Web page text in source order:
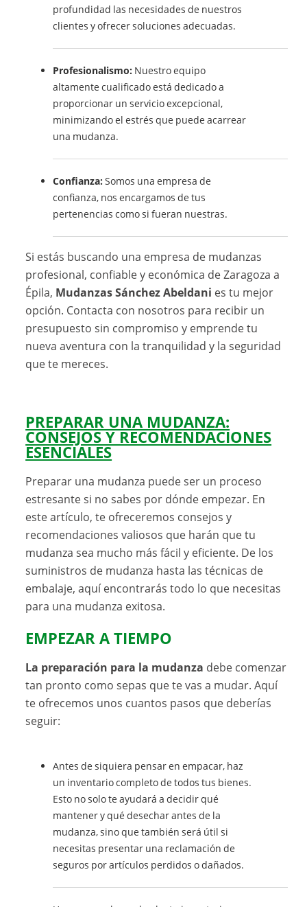
profundidad las necesidades de nuestros
clientes y ofrecer soluciones adecuadas.
Profesionalismo: Nuestro equipo
altamente cualificado está dedicado a
proporcionar un servicio excepcional,
minimizando el estrés que puede acarrear
una mudanza.
Confianza: Somos una empresa de
confianza, nos encargamos de tus
pertenencias como si fueran nuestras.
Si estás buscando una empresa de mudanzas
profesional, confiable y económica de Zaragoza a
Épila, Mudanzas Sánchez Abeldani es tu mejor
opción. Contacta con nosotros para recibir un
presupuesto sin compromiso y emprende tu
nueva aventura con la tranquilidad y la seguridad
que te mereces.
PREPARAR UNA MUDANZA:
CONSEJOS Y RECOMENDACIONES
ESENCIALES
Preparar una mudanza puede ser un proceso
estresante si no sabes por dónde empezar. En
este artículo, te ofreceremos consejos y
recomendaciones valiosos que harán que tu
mudanza sea mucho más fácil y eficiente. De los
suministros de mudanza hasta las técnicas de
embalaje, aquí encontrarás todo lo que necesitas
para una mudanza exitosa.
EMPEZAR A TIEMPO
La preparación para la mudanza debe comenzar
tan pronto como sepas que te vas a mudar. Aquí
te ofrecemos unos cuantos pasos que deberías
seguir:
Antes de siquiera pensar en empacar, haz
un inventario completo de todos tus bienes.
Esto no solo te ayudará a decidir qué
mantener y qué desechar antes de la
mudanza, sino que también será útil si
necesitas presentar una reclamación de
seguros por artículos perdidos o dañados.